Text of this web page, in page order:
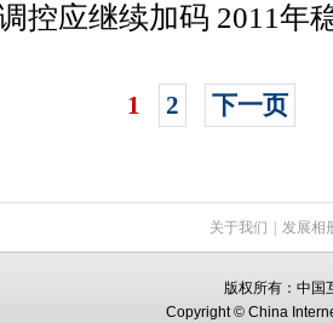
控应继续加码 2011年
1 2 下一页